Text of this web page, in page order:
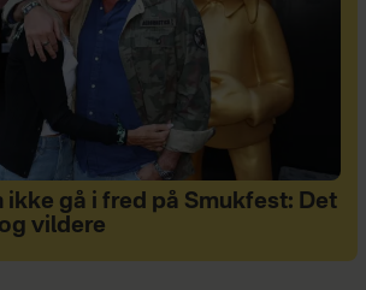
ikke gå i fred på Smukfest: Det
vildere